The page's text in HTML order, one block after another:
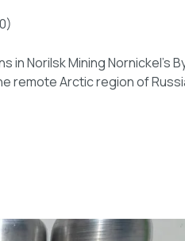
in Norilsk Mining Nornickel’s
remote Arctic region of